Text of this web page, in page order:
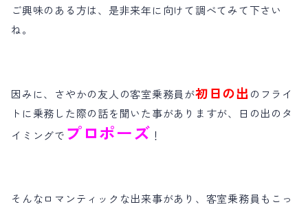
ご興味のある方は、是非来年に向けて調べてみて下さい
ね。
因みに、さやかの友人の客室乗務員が初日の出 のフライ
トに乗務した際の話を聞いた事がありますが、日の出のタ
イミングで プロポーズ ！
そんなロマンティックな出来事があり、客室乗務員もこっ